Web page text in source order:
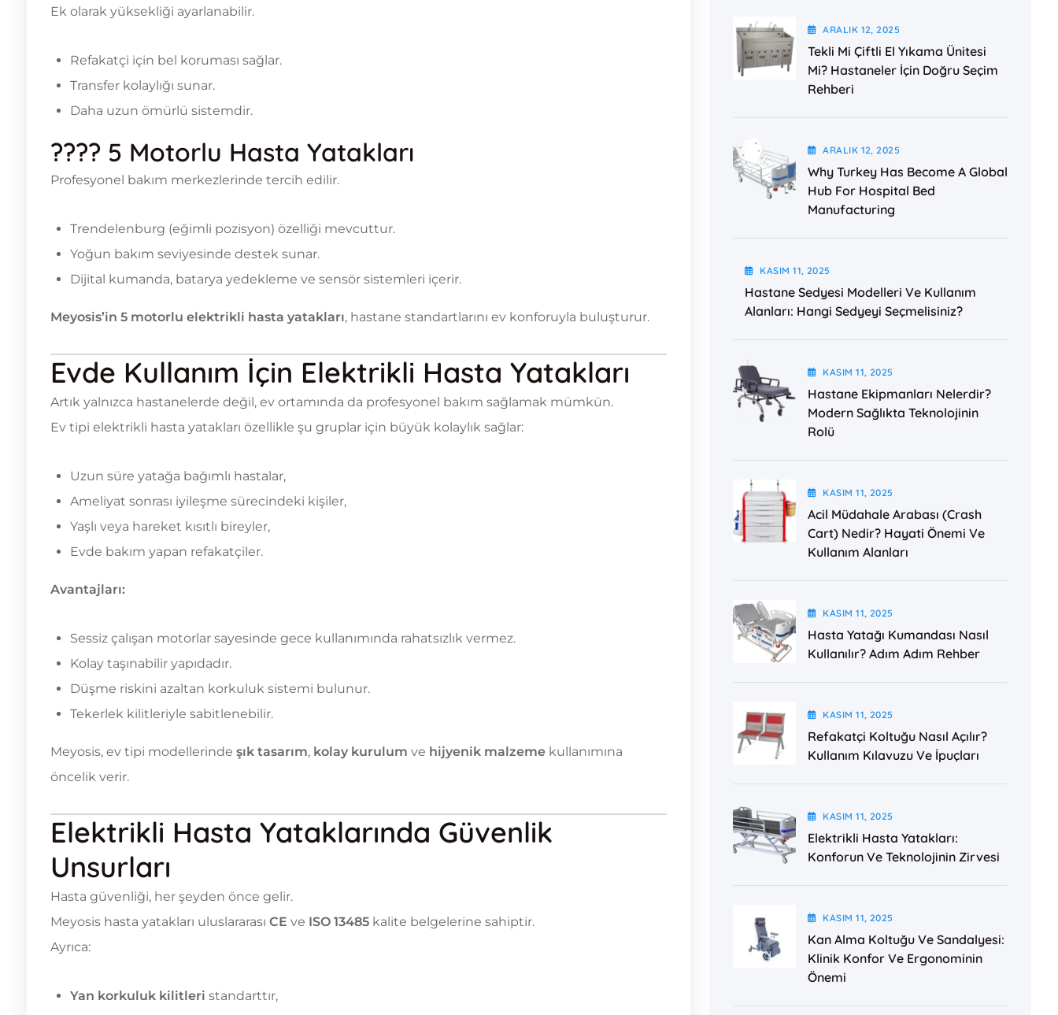
Ek olarak yüksekliği ayarlanabilir.
Refakatçi için bel koruması sağlar.
Transfer kolaylığı sunar.
Daha uzun ömürlü sistemdir.
???? 5 Motorlu Hasta Yatakları
Profesyonel bakım merkezlerinde tercih edilir.
Trendelenburg (eğimli pozisyon) özelliği mevcuttur.
Yoğun bakım seviyesinde destek sunar.
Dijital kumanda, batarya yedekleme ve sensör sistemleri içerir.
Meyosis’in 5 motorlu elektrikli hasta yatakları, hastane standartlarını ev konforuyla buluşturur.
Evde Kullanım İçin Elektrikli Hasta Yatakları
Artık yalnızca hastanelerde değil, ev ortamında da profesyonel bakım sağlamak mümkün.
Ev tipi elektrikli hasta yatakları özellikle şu gruplar için büyük kolaylık sağlar:
Uzun süre yatağa bağımlı hastalar,
Ameliyat sonrası iyileşme sürecindeki kişiler,
Yaşlı veya hareket kısıtlı bireyler,
Evde bakım yapan refakatçiler.
Avantajları:
Sessiz çalışan motorlar sayesinde gece kullanımında rahatsızlık vermez.
Kolay taşınabilir yapıdadır.
Düşme riskini azaltan korkuluk sistemi bulunur.
Tekerlek kilitleriyle sabitlenebilir.
Meyosis, ev tipi modellerinde şık tasarım, kolay kurulum ve hijyenik malzeme kullanımına
öncelik verir.
Elektrikli Hasta Yataklarında Güvenlik
Unsurları
Hasta güvenliği, her şeyden önce gelir.
Meyosis hasta yatakları uluslararası CE ve ISO 13485 kalite belgelerine sahiptir.
Ayrıca:
Yan korkuluk kilitleri standarttır,
ARALIK 12, 2025
Tekli Mi Çiftli El Yıkama Ünitesi
Mi? Hastaneler İçin Doğru Seçim
Rehberi
ARALIK 12, 2025
Why Turkey Has Become A Global
Hub For Hospital Bed
Manufacturing
KASIM11, 2025
Hastane Sedyesi Modelleri Ve Kullanım
Alanları: Hangi Sedyeyi Seçmelisiniz?
KASIM11, 2025
Hastane Ekipmanları Nelerdir?
Modern Sağlıkta Teknolojinin
Rolü
KASIM11, 2025
Acil Müdahale Arabası (Crash
Cart) Nedir? Hayati Önemi Ve
Kullanım Alanları
KASIM11, 2025
Hasta Yatağı Kumandası Nasıl
Kullanılır? Adım Adım Rehber
KASIM11, 2025
Refakatçi Koltuğu Nasıl Açılır?
Kullanım Kılavuzu Ve İpuçları
KASIM11, 2025
Elektrikli Hasta Yatakları:
Konforun Ve Teknolojinin Zirvesi
KASIM11, 2025
Kan Alma Koltuğu Ve Sandalyesi:
Klinik Konfor Ve Ergonominin
Önemi